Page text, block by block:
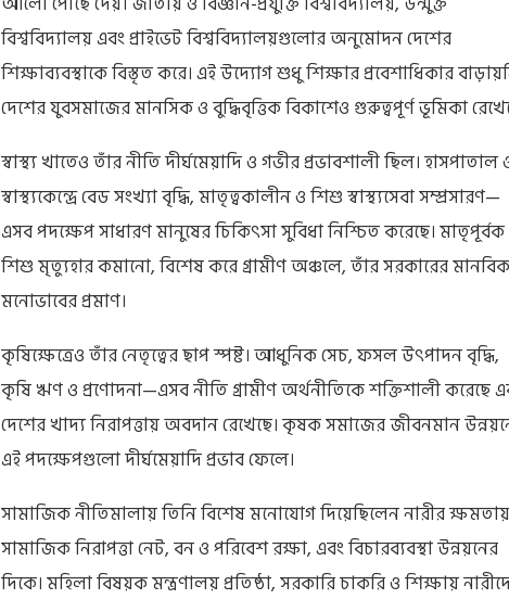
বিশ্ববিদ্যালয় এবং প্রাইভেট বিশ্ববিদ্যালয়গুলোর অনুমোদন দেশের
শিক্ষাব্যবস্থাকে বিস্তৃত করে। এই উদ্যোগ শুধু শিক্ষার প্রবেশাধিকার
দেশের যুবসমাজের মানসিক ও বুদ্ধিবৃত্তিক বিকাশেও গুরুত্বপূর্ণ ভূমিকা
স্বাস্থ্য খাতেও তাঁর নীতি দীর্ঘমেয়াদি ও গভীর প্রভাবশালী ছিল। হাসপাতাল
স্বাস্থ্যকেন্দ্রে বেড সংখ্যা বৃদ্ধি, মাতৃত্বকালীন ও শিশু স্বাস্থ্যসেবা সম্প্রসারণ—
এসব পদক্ষেপ সাধারণ মানুষের চিকিৎসা সুবিধা নিশ্চিত করেছে।
শিশু মৃত্যুহার কমানো, বিশেষ করে গ্রামীণ অঞ্চলে, তাঁর সরকারের মানবিক
মনোভাবের প্রমাণ।
কৃষিক্ষেত্রেও তাঁর নেতৃত্বের ছাপ স্পষ্ট। আধুনিক সেচ, ফসল উৎপাদন বৃদ্ধি,
কৃষি ঋণ ও প্রণোদনা—এসব নীতি গ্রামীণ অর্থনীতিকে শক্তিশালী করেছে
দেশের খাদ্য নিরাপত্তায় অবদান রেখেছে। কৃষক সমাজের জীবনমান
এই পদক্ষেপগুলো দীর্ঘমেয়াদি প্রভাব ফেলে।
সামাজিক নীতিমালায় তিনি বিশেষ মনোযোগ দিয়েছিলেন নারীর
সামাজিক নিরাপত্তা নেট, বন ও পরিবেশ রক্ষা, এবং বিচারব্যবস্থা উন্নয়নের
দিকে। মহিলা বিষয়ক মন্ত্রণালয় প্রতিষ্ঠা, সরকারি চাকরি ও শিক্ষায়